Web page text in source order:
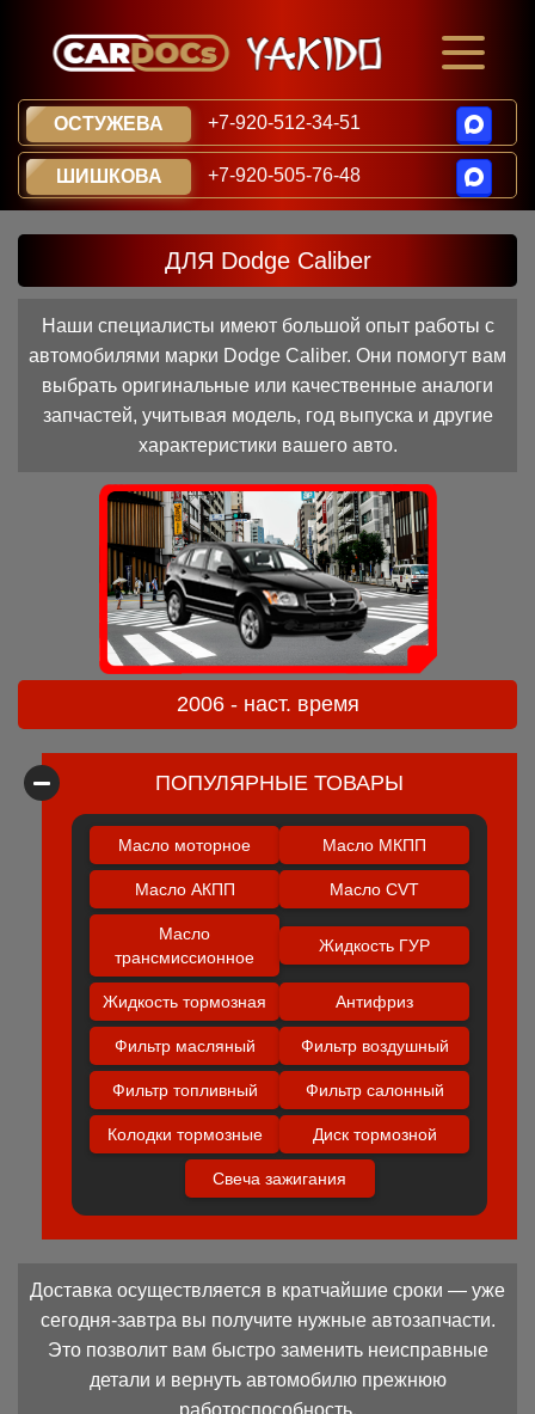
ОСТУЖЕВА +7-920-512-34-51
ШИШКОВА +7-920-505-76-48
ДЛЯ Dodge Caliber
Наши специалисты имеют большой опыт работы с
автомобилями марки Dodge Caliber. Они помогут вам
выбрать оригинальные или качественные аналоги
запчастей, учитывая модель, год выпуска и другие
характеристики вашего авто.
2006 - наст. время
ПОПУЛЯРНЫЕ ТОВАРЫ
Масло моторное Масло МКПП
Масло АКПП Масло CVT
Масло
трансмиссионное
Жидкость ГУР
Жидкость тормозная Антифриз
Фильтр масляный Фильтр воздушный
Фильтр топливный Фильтр салонный
Колодки тормозные Диск тормозной
Свеча зажигания
Доставка осуществляется в кратчайшие сроки — уже
сегодня-завтра вы получите нужные автозапчасти.
Это позволит вам быстро заменить неисправные
детали и вернуть автомобилю прежнюю
работоспособность.